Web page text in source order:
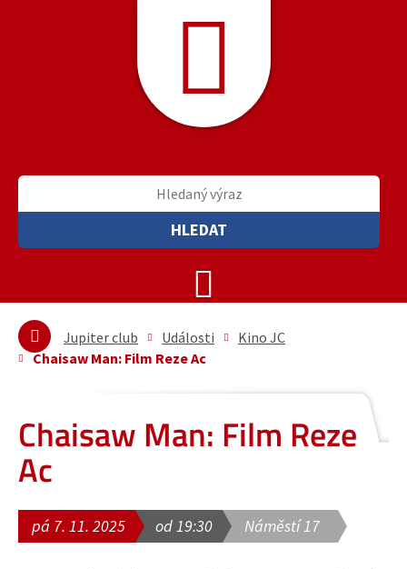
HLEDAT
Jupiter club Události
Kino JC
Chaisaw Man: Film Reze Ac
Chaisaw Man: Film Reze
Ac
pá 7. 11. 2025 od 19:30 Náměstí 17